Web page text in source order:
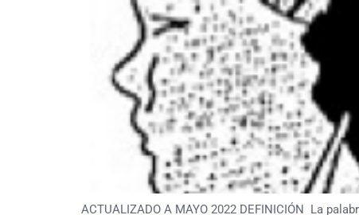
ACTUALIZADO A MAYO 2022 DEFINICIÓN La